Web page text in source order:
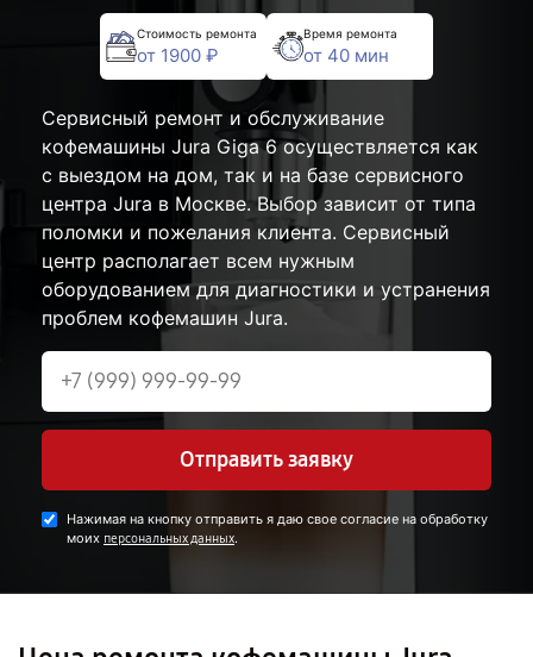
Стоимость ремонта
от 1900 ₽
Время ремонта
от 40 мин
Сервисный ремонт и обслуживание
кофемашины Jura Giga 6 осуществляется как
с выездом на дом, так и на базе сервисного
центра Jura в Москве. Выбор зависит от типа
поломки и пожелания клиента. Сервисный
центр располагает всем нужным
оборудованием для диагностики и устранения
проблем кофемашин Jura.
Отправить заявку
Нажимая на кнопку отправить я даю свое согласие на обработку
моих персональных данных.